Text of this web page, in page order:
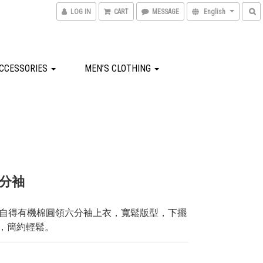
LOG IN CART MESSAGE English
MEN’S CLOTHING
袖
自得有機棉圓領六分袖上衣，寬鬆版型，下擺
簡約輕鬆。